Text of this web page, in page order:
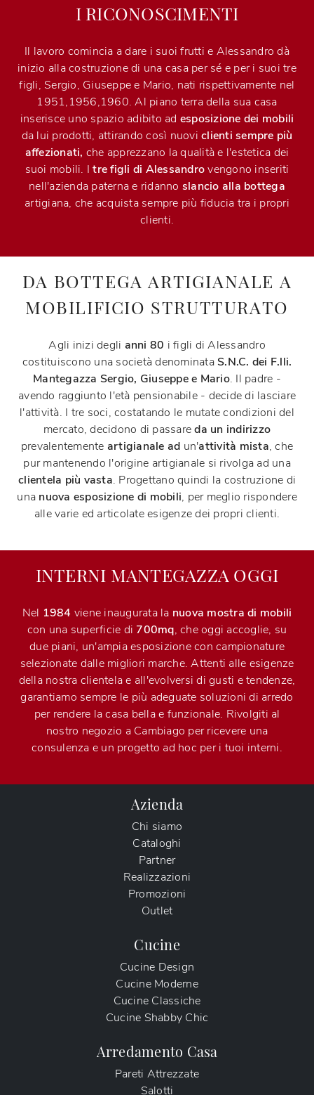
I RICONOSCIMENTI
Il lavoro comincia a dare i suoi frutti e Alessandro dà
inizio alla costruzione di una casa per sé e per i suoi tre
figli, Sergio, Giuseppe e Mario, nati rispettivamente nel
1951,1956,1960. Al piano terra della sua casa
inserisce uno spazio adibito ad esposizione dei mobili
da lui prodotti, attirando così nuovi clienti sempre più
affezionati, che apprezzano la qualità e l'estetica dei
suoi mobili. Itre figli di Alessandrovengono inseriti
nell'azienda paterna e ridanno slancio alla bottega
artigiana, che acquista sempre più fiducia tra i propri
clienti.
DA BOTTEGA ARTIGIANALE A
MOBILIFICIO STRUTTURATO
Agli inizi degli anni 80 i figli di Alessandro
costituiscono una società denominata S.N.C. dei F.lli.
Mantegazza Sergio, Giuseppe e Mario. Il padre -
avendo raggiunto l'età pensionabile - decide di lasciare
l'attività. I tre soci, costatando le mutate condizioni del
mercato, decidono di passareda un indirizzo
prevalentemente artigianale ad un'attività mista, che
pur mantenendo l'origine artigianale si rivolga ad una
clientela più vasta. Progettano quindi la costruzione di
una nuova esposizione di mobili, per meglio rispondere
alle varie ed articolate esigenze dei propri clienti.
INTERNI MANTEGAZZA OGGI
Nel 1984 viene inaugurata la nuova mostra di mobili
con una superficie di 700mq, che oggi accoglie, su
due piani, un'ampia esposizione con campionature
selezionate dalle migliori marche. Attenti alle esigenze
della nostra clientela e all'evolversi di gusti e tendenze,
garantiamo sempre le più adeguate soluzioni di arredo
per rendere la casa bella e funzionale. Rivolgiti al
nostro negozio a Cambiago per ricevere una
consulenza e un progetto ad hoc per i tuoi interni.
Azienda
Chi siamo
Cataloghi
Partner
Realizzazioni
Promozioni
Outlet
Cucine
Cucine Design
Cucine Moderne
Cucine Classiche
Cucine Shabby Chic
Arredamento Casa
Pareti Attrezzate
Salotti